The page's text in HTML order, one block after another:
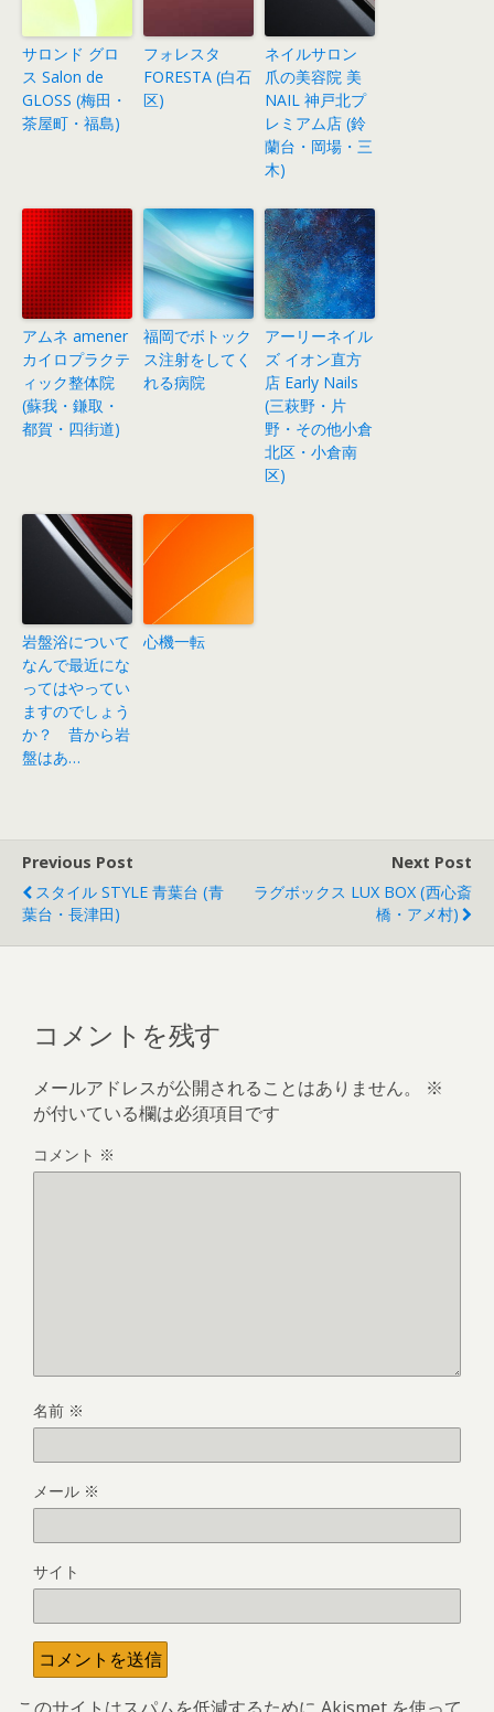
サロンド グロ
ス Salon de
GLOSS (梅田・
茶屋町・福島)
フォレスタ
FORESTA (白石
区)
ネイルサロン
爪の美容院 美
NAIL 神戸北プ
レミアム店 (鈴
蘭台・岡場・三
木)
アムネ amener
カイロプラクテ
ィック整体院
(蘇我・鎌取・
都賀・四街道)
福岡でボトック
ス注射をしてく
れる病院
アーリーネイル
ズ イオン直方
店 Early Nails
(三萩野・片
野・その他小倉
北区・小倉南
区)
岩盤浴について
なんで最近にな
ってはやってい
ますのでしょう
か？ 昔から岩
盤はあ…
心機一転
Previous Post
スタイル STYLE 青葉台 (青
葉台・長津田)
Next Post
ラグボックス LUX BOX (西心斎
橋・アメ村)
コメントを残す
メールアドレスが公開されることはありません。
※
が付いている欄は必須項目です
コメント ※
名前 ※
メール ※
サイト